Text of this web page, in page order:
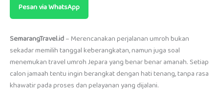
Pesan via WhatsApp
SemarangTravel.id– Merencanakan perjalanan umroh bukan
sekadar memilih tanggal keberangkatan, namun juga soal
menemukan travel umroh Jepara yang benar benar amanah. Setiap
calon jamaah tentu ingin berangkat dengan hati tenang, tanpa rasa
khawatir pada proses dan pelayanan yang dijalani.